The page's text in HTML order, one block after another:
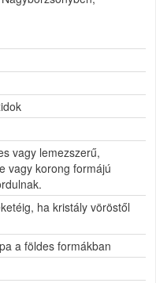
vagy lemezszerű,
vagy korong formájú
ha kristály vöröstől
a földes formákban